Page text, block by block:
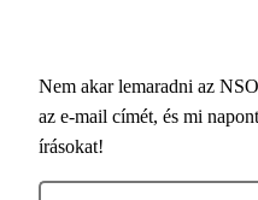
Nem akar lemaradni az
az e-mail címét, és mi
írásokat!